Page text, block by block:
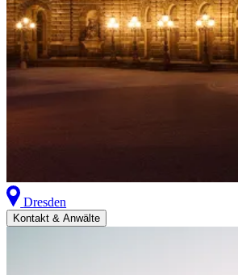
Dresden
Kontakt & Anwälte